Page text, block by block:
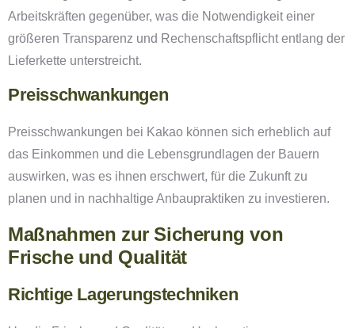
Arbeitskräften gegenüber, was die Notwendigkeit einer
größeren Transparenz und Rechenschaftspflicht entlang der
Lieferkette unterstreicht.
Preisschwankungen
Preisschwankungen bei Kakao können sich erheblich auf
das Einkommen und die Lebensgrundlagen der Bauern
auswirken, was es ihnen erschwert, für die Zukunft zu
planen und in nachhaltige Anbaupraktiken zu investieren.
Maßnahmen zur Sicherung von
Frische und Qualität
Richtige Lagerungstechniken